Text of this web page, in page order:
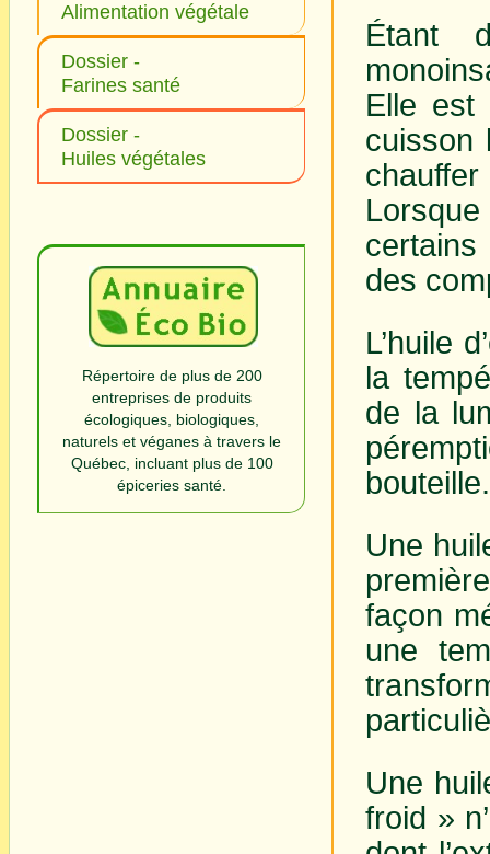
Alimentation végétale
Dossier -
Farines santé
Dossier -
Huiles végétales
Répertoire de plus de 200
entreprises de produits
écologiques, biologiques,
naturels et véganes à travers le
Québec, incluant plus de 100
épiceries santé.
Étant
Elle est
cuisson
des
L’huile
la
de la
Une
façon
une
Une
froid »